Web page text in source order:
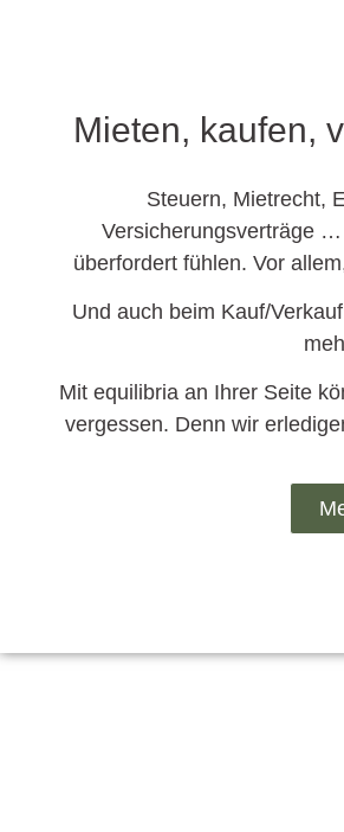
Mieten, kaufen,
Steuern, Mietrecht,
Versicherungsverträge
überfordert fühlen. Vor
Und auch beim Kauf/
Mit equilibria an Ihrer Seite
vergessen. Denn wir